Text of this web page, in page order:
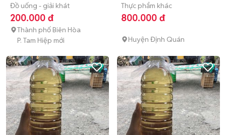
Đồ uống - giải khát
200.000 đ
Thành phố Biên Hòa
P. Tam Hiệp mới
Thực phẩm khác
800.000 đ
Huyện Định Quán